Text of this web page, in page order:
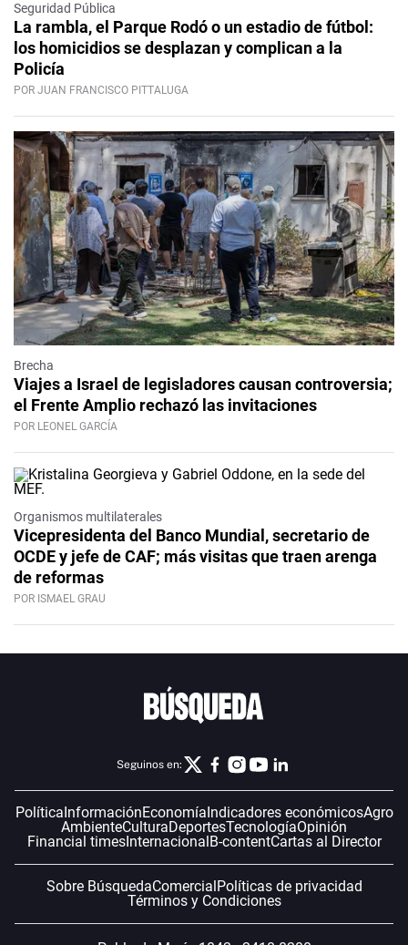
Seguridad Pública
La rambla, el Parque Rodó o un estadio de fútbol:
los homicidios se desplazan y complican a la
Policía
POR JUAN FRANCISCO PITTALUGA
Brecha
Viajes a Israel de legisladores causan controversia;
el Frente Amplio rechazó las invitaciones
POR LEONEL GARCÍA
Organismos multilaterales
Vicepresidenta del Banco Mundial, secretario de
OCDE y jefe de CAF; más visitas que traen arenga
de reformas
POR ISMAEL GRAU
Seguinos en:
PolíticaInformaciónEconomíaIndicadores económicosAgro
AmbienteCulturaDeportesTecnologíaOpinión
Financial timesInternacionalB-contentCartas al Director
Sobre BúsquedaComercialPolíticas de privacidad
Términos y Condiciones